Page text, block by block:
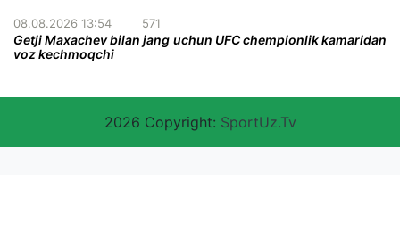
08.08.2026 13:54 571
Getji Maxachev bilan jang uchun UFC chempionlik kamaridan
voz kechmoqchi
2026 Copyright: SportUz.Tv